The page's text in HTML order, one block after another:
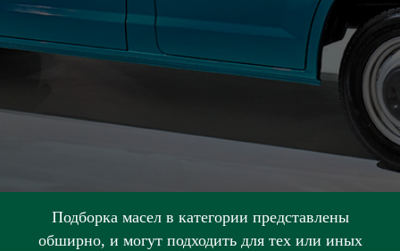
Подборка масел в категории представлены
обширно, и могут подходить для тех или иных